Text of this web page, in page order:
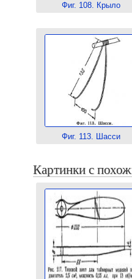
Фиг. 108. Крыло
Фиг. 113. Шасси
Картинки с